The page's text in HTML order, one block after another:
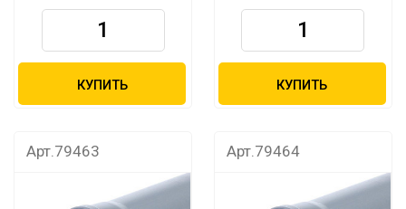
КУПИТЬ КУПИТЬ
Арт.79463 Арт.79464